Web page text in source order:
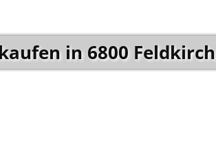
in 6800 Feldkirch